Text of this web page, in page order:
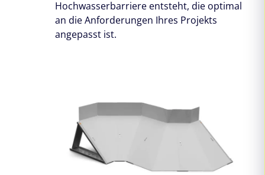
Hochwasserbarriere entsteht, die optimal
an die Anforderungen Ihres Projekts
angepasst ist.